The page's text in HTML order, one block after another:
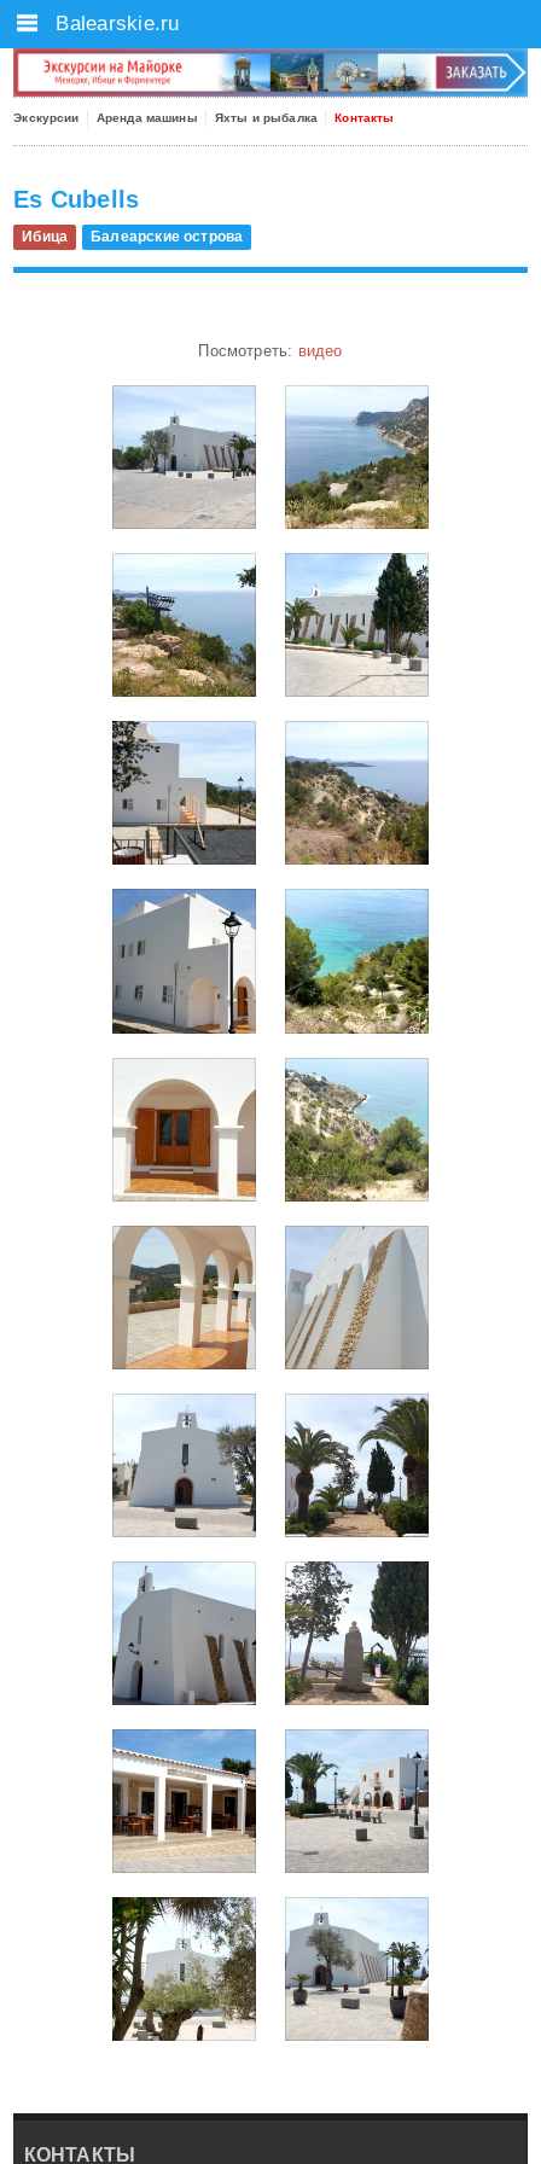
Экскурсии Аренда машины Яхты и рыбалка Контакты
Es Cubells
Ибица Балеарские острова
Посмотреть: видео
КОНТАКТЫ
Balearskie.ru